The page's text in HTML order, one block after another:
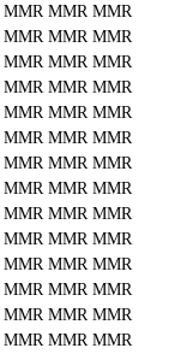
MMR MMR MMR
MMR MMR MMR
MMR MMR MMR
MMR MMR MMR
MMR MMR MMR
MMR MMR MMR
MMR MMR MMR
MMR MMR MMR
MMR MMR MMR
MMR MMR MMR
MMR MMR MMR
MMR MMR MMR
MMR MMR MMR
MMR MMR MMR